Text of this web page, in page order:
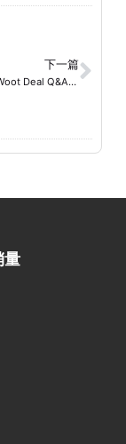
下一篇
亚马逊卖家提报Woot Deal Q&A集锦
量​